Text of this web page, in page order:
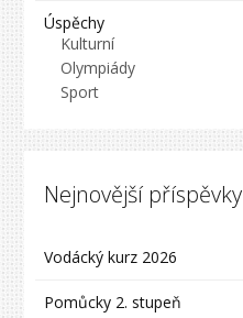
Úspěchy
Kulturní
Olympiády
Sport
Nejnovější příspěvky
Vodácký kurz 2026
Pomůcky 2. stupeň